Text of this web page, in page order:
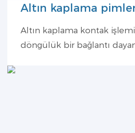
Altın kaplama
Altın kaplama kontak
döngülük bir bağlantı